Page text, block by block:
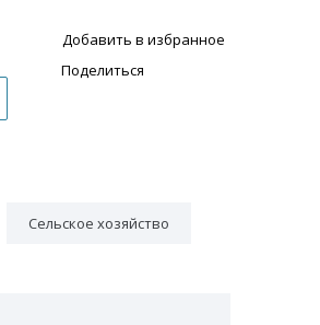
Добавить в избранное
Поделиться
Сельское хозяйство